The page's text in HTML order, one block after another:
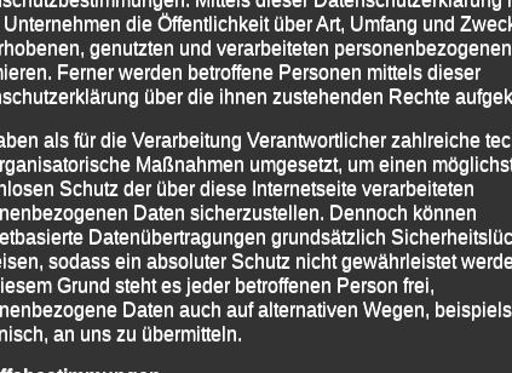
in Budweis am Start
Unternehmen die Öffentlichkeit über Art, Umfang und
genutzten und verarbeiteten
Ferner werden betroffene Personen mittels dieser
über die ihnen zustehenden Rechte
als für die Verarbeitung Verantwortlicher zahlreiche
Maßnahmen umgesetzt, um einen
Schutz der über diese Internetseite verarbeiteten
Daten sicherzustellen. Dennoch können
Datenübertragungen grundsätzlich
sodass ein absoluter Schutz nicht gewährleistet
Grund steht es jeder betroffenen Person frei,
Daten auch auf alternativen Wegen,
an uns zu übermitteln.